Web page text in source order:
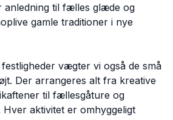
anledning til fælles glæde og
gamle traditioner i nye
vægter vi også de små
Der arrangeres alt fra kreative
til fællesgåture og
aktivitet er omhyggeligt